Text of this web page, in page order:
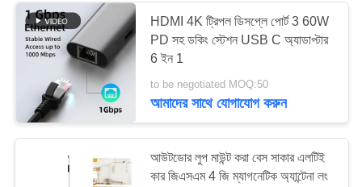
VR
ম্যাপ
PRIVACY
5G ওয়াইফাই রাউটার
HDMI 4K ট্রিপল ডিসপ্লে পোর্ট 3 60W
PD সহ ডকিং স্টেশন USB C অ্যাডাপ্টার
6 ইন 1
to be negotiated MOQ:50
আমাদের সাথে যোগাযোগ করুন
আউটডোর লুপ মাউন্ট করা বেস সাকার এলটিই
কার জিএসএম 4 জি ম্যাগনেটিক অ্যান্টেনা লং